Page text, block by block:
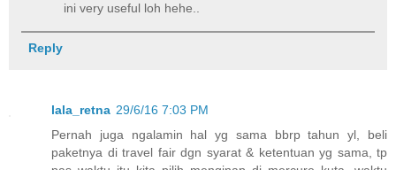
ini very useful loh hehe..
Reply
lala_retna 29/6/16 7:03 PM
Pernah juga ngalamin hal yg sama bbrp tahun yl, beli
paketnya di travel fair dgn syarat & ketentuan yg sama, tp